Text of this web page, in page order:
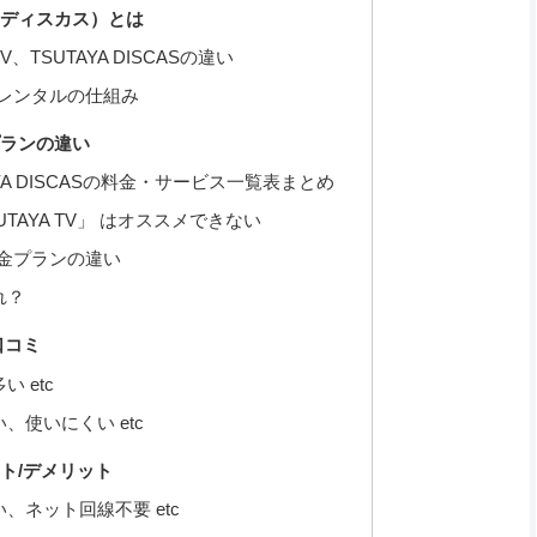
ィスカス）とは
、TSUTAYA DISCASの違い
ンタルの仕組み
ンの違い
DISCASの料金・サービス一覧表まとめ
TV」 はオススメできない
プランの違い
ミ
い etc
、使いにくい etc
/デメリット
ネット回線不要 etc